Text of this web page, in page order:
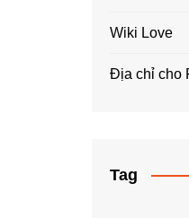
Wiki Love
Địa chỉ cho
Tag